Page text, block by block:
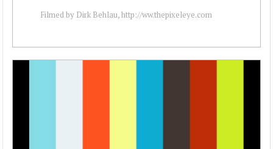
Filmed by Dirk Behlau, http://ww.thepixeleye.com